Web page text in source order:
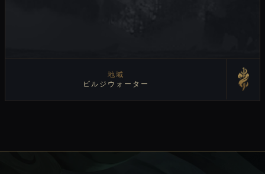
地域
ビルジウォーター